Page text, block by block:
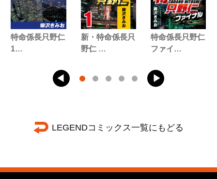
特命係長只野仁
1…
新・特命係長只
野仁 …
特命係長只野仁
ファイ…
LEGENDコミックス一覧にもどる